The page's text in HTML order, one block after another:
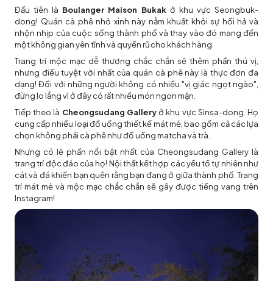
Đầu tiên là Boulanger Maison Bukakở khu vực Seongbuk-
dong! Quán cà phê nhỏ xinh này nằm khuất khỏi sự hối hả và
nhộn nhịp của cuộc sống thành phố và thay vào đó mang đến
một không gian yên tĩnh và quyến rũ cho khách hàng.
Trang trí mộc mạc dễ thương chắc chắn sẽ thêm phần thú vị,
nhưng điều tuyệt vời nhất của quán cà phê này là thực đơn đa
dạng! Đối với những người không có nhiều "vị giác ngọt ngào",
đừng lo lắng vì ở đây có rất nhiều món ngon mặn.
Tiếp theo là Cheongsudang Galleryở khu vực Sinsa-dong. Họ
cung cấp nhiều loại đồ uống thiết kế mát mẻ, bao gồm cả các lựa
chọn không phải cà phê như đồ uống matcha và trà.
Nhưng có lẽ phần nổi bật nhất của Cheongsudang Gallery là
trang trí độc đáo của họ! Nội thất kết hợp các yếu tố tự nhiên như
cát và đá khiến bạn quên rằng bạn đang ở giữa thành phố. Trang
trí mát mẻ và mộc mạc chắc chắn sẽ gây được tiếng vang trên
Instagram!